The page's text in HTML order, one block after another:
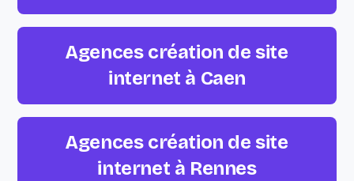
Agences création de site
internet à Caen
Agences création de site
internet à Rennes